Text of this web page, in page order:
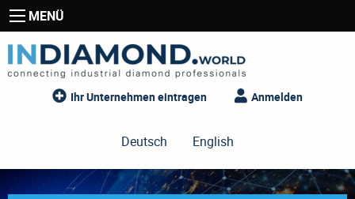
MENÜ
Ihr Unternehmen eintragen Anmelden
Deutsch English